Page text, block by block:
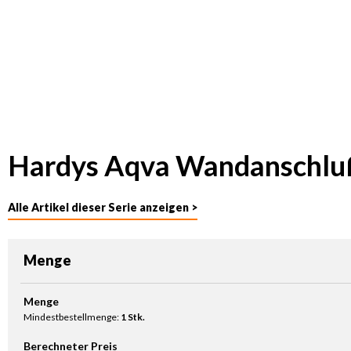
Hardys Aqva
Alle Artikel dieser Serie anzeigen >
Menge
Produkt Anzahl: Gib den gewünschten Wert ein oder benutze die
Menge
Mindestbestellmenge: 1 Stk.
Berechneter Preis